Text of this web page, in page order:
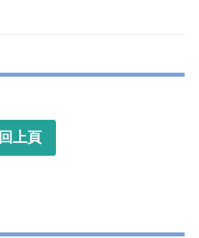
回上頁